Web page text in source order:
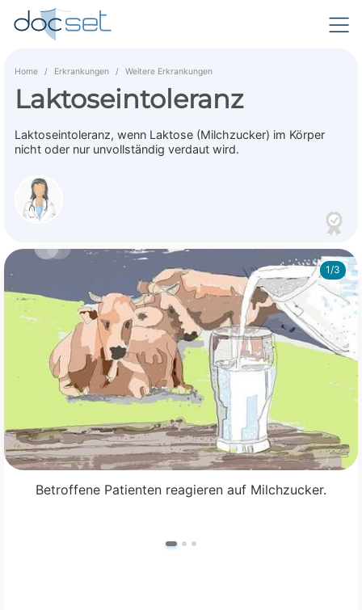
Home Erkrankungen Weitere Erkrankungen
Laktoseintoleranz
Laktoseintoleranz, wenn Laktose (Milchzucker) im Körper
nicht oder nur unvollständig verdaut wird.
1/3
Betroffene Patienten reagieren auf Milchzucker.